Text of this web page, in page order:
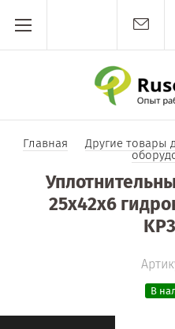
Главная
Другие товары
25x42x6
В